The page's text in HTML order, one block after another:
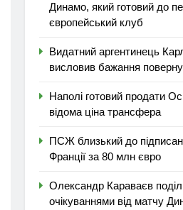
Динамо, який готовий до
європейський клуб
Видатний аргентинець
висловив бажання
Наполі готовий продати
відома ціна трансфера
ПСЖ близький до
Франції за 80 млн євро
Олександр Караваєв
очікуваннями від матчу